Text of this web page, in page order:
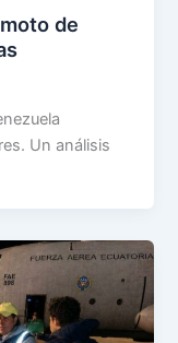
de
Un análisis